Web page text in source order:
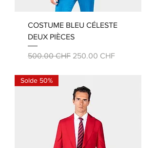
COSTUME BLEU CÉLESTE
DEUX PIÈCES
Prix original
500.00 CHF Prix promotionnel
250.00 CHF
Solde 50%